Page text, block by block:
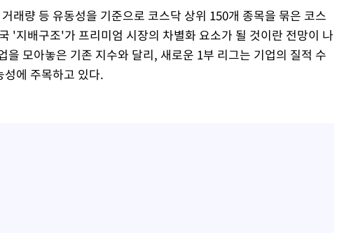
래량 등 유동성을 기준으로 코스닥 상위 150개 종목을 묶은 코스
'지배구조'가 프리미엄 시장의 차별화 요소가 될 것이란 전망이 나
을 모아놓은 기존 지수와 달리, 새로운 1부 리그는 기업의 질적 수
에 주목하고 있다.